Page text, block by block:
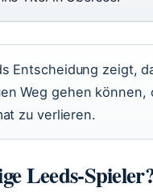
Entscheidung zeigt,
Weg gehen können,
zu verlieren.
Leeds-